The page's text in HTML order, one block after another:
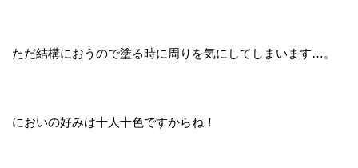
ただ結構におうので塗る時に周りを気にしてしまいます…。
においの好みは十人十色ですからね！